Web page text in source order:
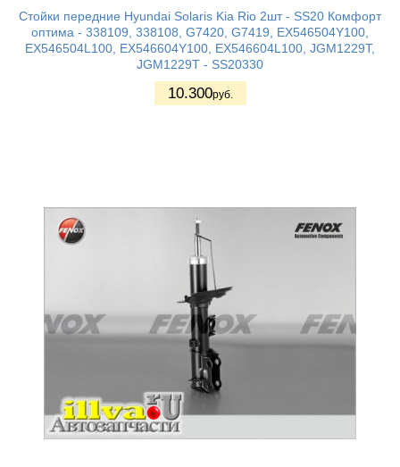
Стойки передние Hyundai Solaris Kia Rio 2шт - SS20 Комфорт
оптима - 338109, 338108, G7420, G7419, EX546504Y100,
EX546504L100, EX546604Y100, EX546604L100, JGM1229T,
JGM1229T - SS20330
10.300руб.